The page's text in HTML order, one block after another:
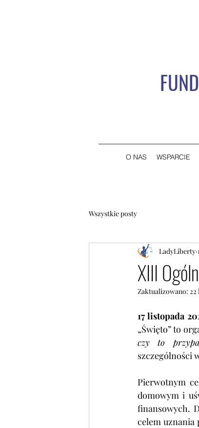
O NAS WSPARCIE
Wszystkie posty
XIII
LadyLiberty
Zaktualizowano: 22
„Święto” to o
czy to
szczególności
Pierwotnym
domowym i
finansowych.
celem uznania